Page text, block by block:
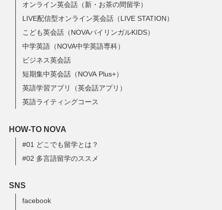
オンライン英会話（新・お茶の間留学）
LIVE配信型オンライン英会話（LIVE STATION）
こども英会話（NOVAバイリンガルKIDS）
中学英語（NOVA中学英語専科）
ビジネス英会話
短期集中英会話（NOVA Plus+）
英語学習アプリ（英会話アプリ）
英語ライティングコース
HOW-TO NOVA
#01 どこでも留学とは？
#02 多言語留学のススメ
SNS
facebook